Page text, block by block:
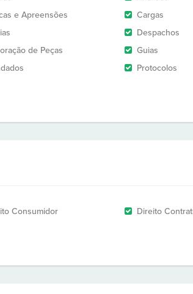
e Apreensões
Cargas
Despachos
de Peças
Guias
Protocolos
Consumidor
Direito